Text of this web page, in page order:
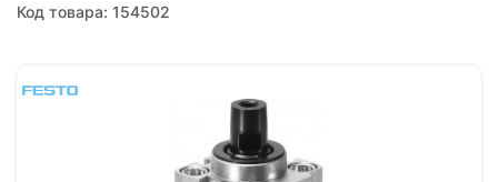
Код товара: 154502